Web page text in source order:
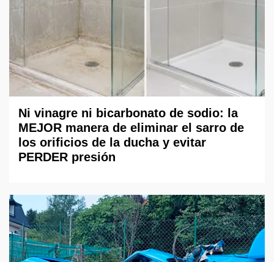
Ni vinagre ni bicarbonato de sodio: la
MEJOR manera de eliminar el sarro de
los orificios de la ducha y evitar
PERDER presión